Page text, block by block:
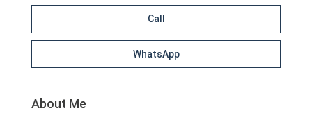
Call
WhatsApp
About Me